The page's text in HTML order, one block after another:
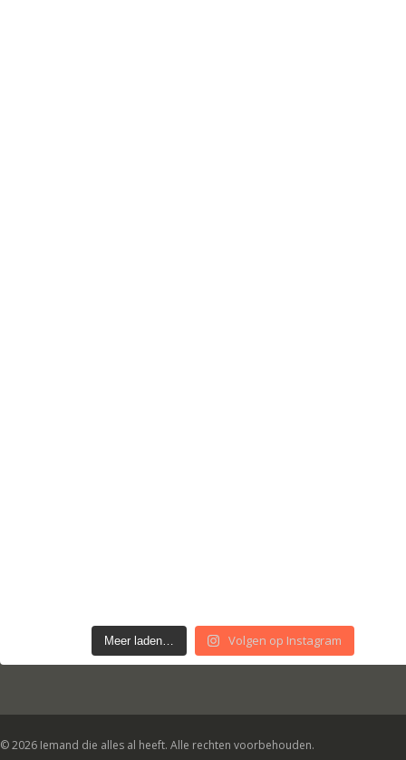
Meer laden… Volgen op Instagram
© 2026 Iemand die alles al heeft. Alle rechten voorbehouden.